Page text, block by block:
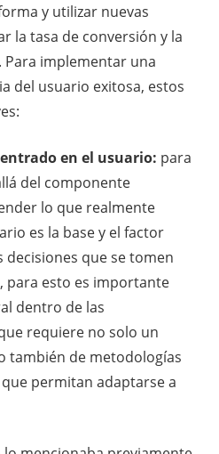
y utilizar nuevas
la tasa de conversión y la
implementar una
del usuario exitosa, estos
en el usuario: para
del componente
lo que realmente
es la base y el factor
decisiones que se tomen
para esto es importante
dentro de las
requiere no solo un
también de metodologías
permitan adaptarse a